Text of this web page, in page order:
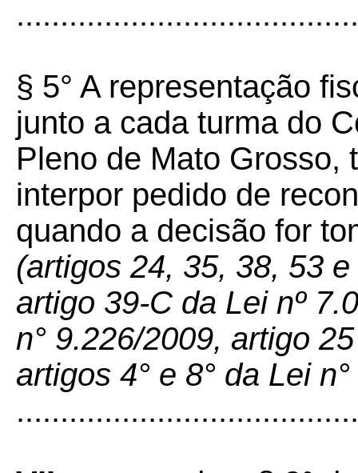
§ 5° A representação
junto a cada turma do
Pleno de Mato Grosso,
interpor pedido de
quando a decisão for
(artigos 24, 35, 38, 53
artigo 39-C da Lei nº
n° 9.226/2009, artigo
artigos 4° e 8° da Lei